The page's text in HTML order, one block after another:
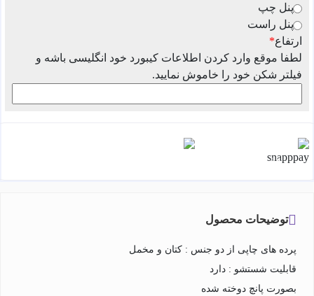
پنل چپ
پنل راست
*ارتفاع
لطفا موقع وارد کردن اطلاعات کیبورد خود انگلیسی باشه و
فیلتر شکن خود را خاموش نمایید.
هر قسط با اسنپ‌پی:
۴ قسط ماهانه. بدون سود، چک و ضامن.
توضیحات محصول
پرده های چاپی از دو جنس : کتان و مخمل
قابلیت شستشو : دارد
بصورت پانچ دوخته شده